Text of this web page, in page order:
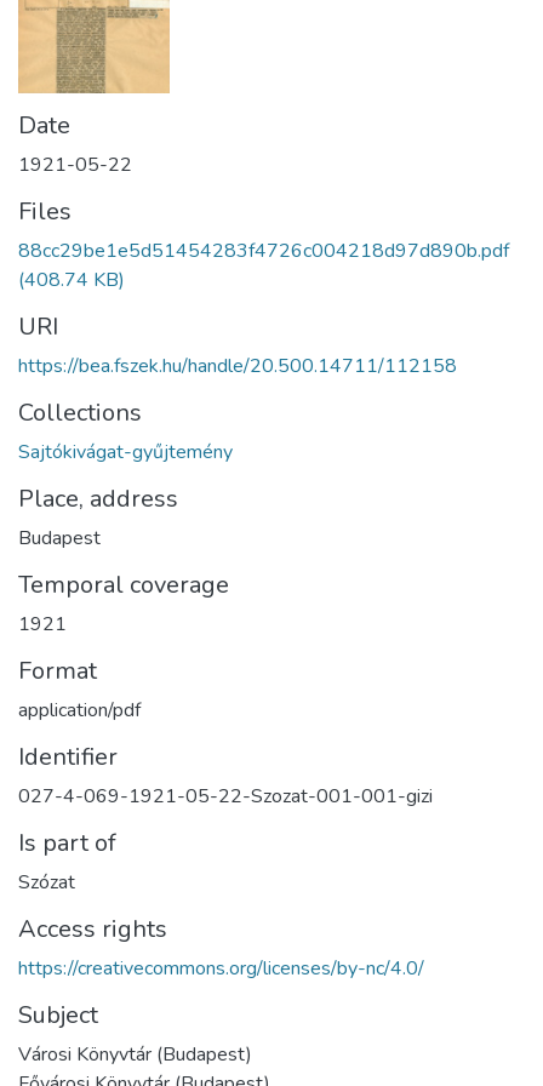
Date
1921-05-22
Files
88cc29be1e5d51454283f4726c004218d97d890b.pdf
(408.74 KB)
URI
https://bea.fszek.hu/handle/20.500.14711/112158
Collections
Sajtókivágat-gyűjtemény
Place, address
Budapest
Temporal coverage
1921
Format
application/pdf
Identifier
027-4-069-1921-05-22-Szozat-001-001-gizi
Is part of
Szózat
Access rights
https://creativecommons.org/licenses/by-nc/4.0/
Subject
Városi Könyvtár (Budapest)